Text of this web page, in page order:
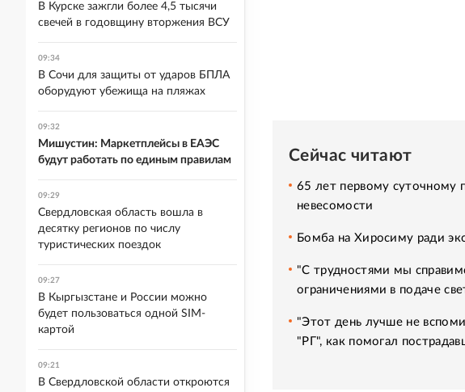
Сейчас читают
65 лет первому суточному
невесомости
Бомба на Хиросиму ради
"С трудностями мы
ограничениями в подаче
"Этот день лучше не
"РГ", как помогал
В Курске зажгли более 4,5 тысячи
свечей в годовщину вторжения ВСУ
09:34
В Сочи для защиты от ударов БПЛА
оборудуют убежища на пляжах
09:32
Мишустин: Маркетплейсы в ЕАЭС
будут работать по единым правилам
09:29
Свердловская область вошла в
десятку регионов по числу
туристических поездок
09:27
В Кыргызстане и России можно
будет пользоваться одной SIM-
картой
09:21
В Свердловской области откроются